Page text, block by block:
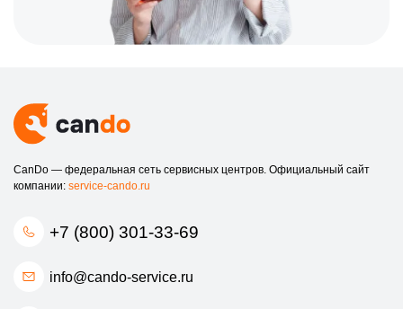
CanDo — федеральная сеть сервисных центров. Официальный сайт
компании: service-cando.ru
+7 (800) 301-33-69
info@cando-service.ru